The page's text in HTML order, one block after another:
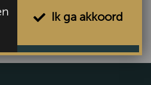
Ik ga akkoord